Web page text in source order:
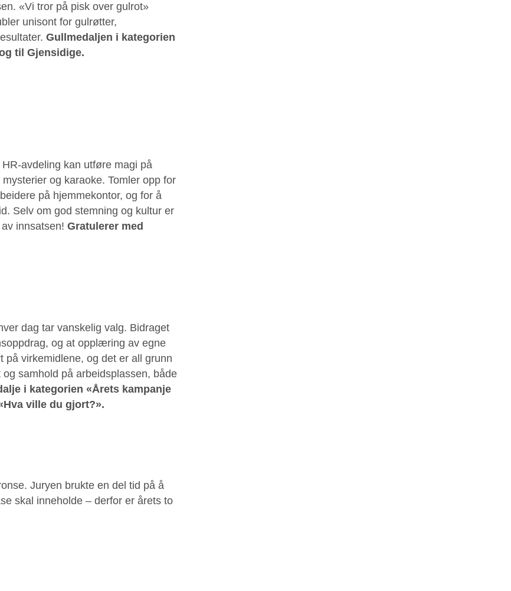
«Vi tror på pisk over gulrot»
unisont for gulrøtter,
Gullmedaljen i kategorien
til Gjensidige.
avdeling kan utføre magi på
og karaoke. Tomler opp for
på hjemmekontor, og for å
Selv om god stemning og kultur er
innsatsen! Gratulerer med
dag tar vanskelig valg. Bidraget
og at opplæring av egne
virkemidlene, og det er all grunn
samhold på arbeidsplassen, både
i kategorien «Årets kampanje
ville du gjort?».
Juryen brukte en del tid på å
skal inneholde – derfor er årets to